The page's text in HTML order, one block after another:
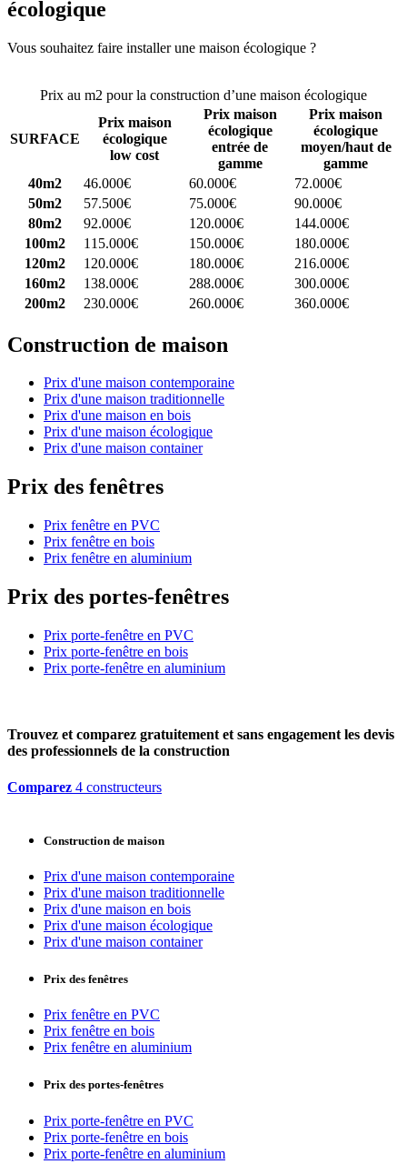
écologique
Vous souhaitez faire installer une maison écologique ?
Prix au m2 pour la construction d’une maison écologique
SURFACE
Prix maison
écologique
low cost
Prix maison
écologique
entrée de
gamme
Prix maison
écologique
moyen/haut de
gamme
40m2
46.000€ 60.000€
72.000€
50m2
57.500€ 75.000€
90.000€
80m2
92.000€ 120.000€
144.000€
100m2
115.000€ 150.000€
180.000€
120m2
120.000€ 180.000€
216.000€
160m2
138.000€ 288.000€
300.000€
200m2
230.000€ 260.000€ 360.000€
Construction de maison
Prix d'une maison contemporaine
Prix d'une maison traditionnelle
Prix d'une maison en bois
Prix d'une maison écologique
Prix d'une maison container
Prix des fenêtres
Prix fenêtre en PVC
Prix fenêtre en bois
Prix fenêtre en aluminium
Prix des portes-fenêtres
Prix porte-fenêtre en PVC
Prix porte-fenêtre en bois
Prix porte-fenêtre en aluminium
Trouvez et comparez gratuitement et sans engagement les devis
des professionnels de la construction
Comparez 4 constructeurs
Construction de maison
Prix d'une maison contemporaine
Prix d'une maison traditionnelle
Prix d'une maison en bois
Prix d'une maison écologique
Prix d'une maison container
Prix des fenêtres
Prix fenêtre en PVC
Prix fenêtre en bois
Prix fenêtre en aluminium
Prix des portes-fenêtres
Prix porte-fenêtre en PVC
Prix porte-fenêtre en bois
Prix porte-fenêtre en aluminium